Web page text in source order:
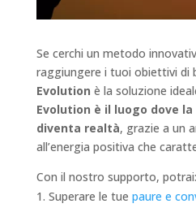
Se cerchi un metodo
raggiungere i tuoi obiettivi di
Evolution è la soluzione
Evolution è il luogo dove
diventa realtà, grazie a un
all’energia positiva che
Con il nostro supporto, potrai:
Superare le tue paure e